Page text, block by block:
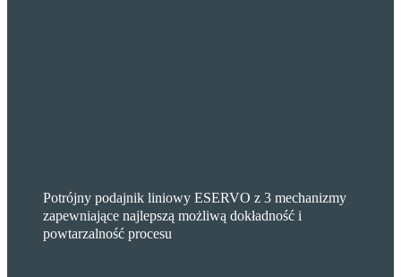
Potrójny podajnik liniowy ESERVO z 3 mechanizmy
zapewniające najlepszą możliwą dokładność i
powtarzalność procesu